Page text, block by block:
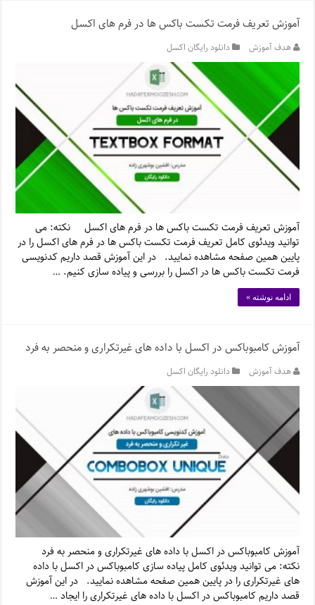
آموزش تعریف فرمت تکست باکس ها در فرم های اکسل
هدف آموزش دانلود رایگان اکسل
آموزش تعریف فرمت تکست باکس ها در فرم های اکسل نکته: می
توانید ویدئوی کامل تعریف فرمت تکست باکس ها در فرم های اکسل را در
پایین همین صفحه مشاهده نمایید. در این آموزش قصد داریم کدنویسی
فرمت تکست باکس ها در اکسل را بررسی و پیاده سازی کنیم. …
ادامه نوشته »
آموزش کامبوباکس در اکسل با داده های غیرتکراری و منحصر به فرد
هدف آموزش دانلود رایگان اکسل
آموزش کامبوباکس در اکسل با داده های غیرتکراری و منحصر به فرد
نکته: می توانید ویدئوی کامل پیاده سازی کامبوباکس در اکسل با داده
های غیرتکراری را در پایین همین صفحه مشاهده نمایید. در این آموزش
قصد داریم کامبوباکس در اکسل با داده های غیرتکراری را ایجاد …